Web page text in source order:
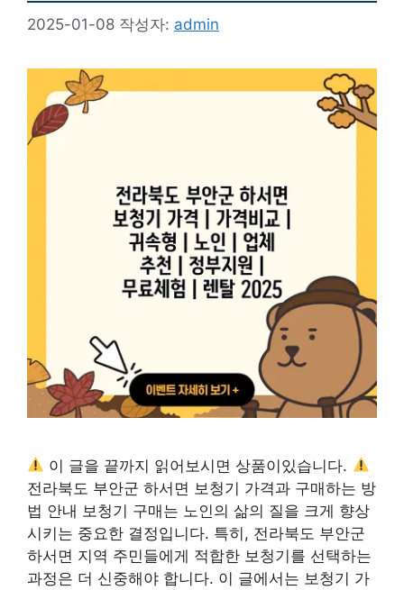
2025-01-08 작성자: admin
이 글을 끝까지 읽어보시면 상품이있습니다.
전라북도 부안군 하서면 보청기 가격과 구매하는 방
법 안내 보청기 구매는 노인의 삶의 질을 크게 향상
시키는 중요한 결정입니다. 특히, 전라북도 부안군
하서면 지역 주민들에게 적합한 보청기를 선택하는
과정은 더 신중해야 합니다. 이 글에서는 보청기 가